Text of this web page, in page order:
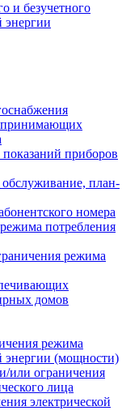
и безучетного
энергии
приборов
план-
номера
потребления
режима
домов
режима
энергии (мощности)
или ограничения
лица
электрической